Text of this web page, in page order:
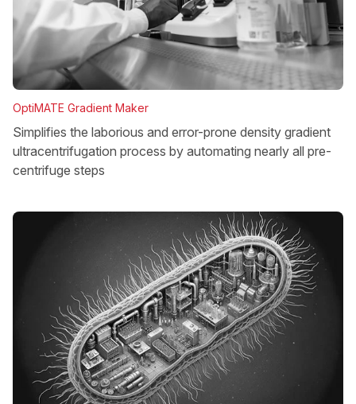
OptiMATE Gradient Maker
Simplifies the laborious and error-prone density gradient
ultracentrifugation process by automating nearly all pre-
centrifuge steps